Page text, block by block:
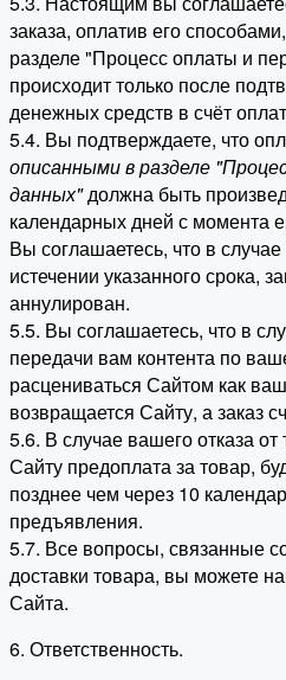
заказа, оплатив его
разделе "Процесс оплаты и
происходит только после
денежных средств в счёт
5.4. Вы подтверждаете, что
описанными в разделе
данных"должна быть
календарных дней с момента
Вы соглашаетесь, что в
истечении указанного срока,
аннулирован.
5.5. Вы соглашаетесь, что в
передачи вам контента по
расцениваться Сайтом как
возвращается Сайту, а заказ
5.6. В случае вашего отказа
Сайту предоплата за товар,
позднее чем через 10
предъявления.
5.7. Все вопросы, связанные
доставки товара, вы можете
Сайта.
6. Ответственность.